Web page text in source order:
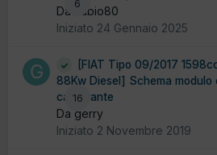
6
Da Fabio80
Iniziato 24 Gennaio 2025
16
[FIAT Tipo 09/2017
88Kw Diesel] Schema modulo
carburante
Da gerry
Iniziato 2 Novembre 2019